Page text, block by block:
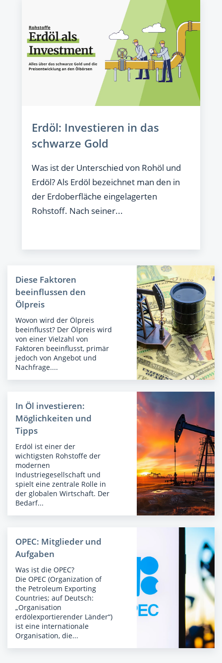
Erdöl: Investieren in das
schwarze Gold
Was ist der Unterschied von Rohöl und
Erdöl? Als Erdöl bezeichnet man den in
der Erdoberfläche eingelagerten
Rohstoff. Nach seiner...
Diese Faktoren
beeinflussen den
Ölpreis
Wovon wird der Ölpreis
beeinflusst? Der Ölpreis wird
von einer Vielzahl von
Faktoren beeinflusst, primär
jedoch von Angebot und
Nachfrage....
In Öl investieren:
Möglichkeiten und
Tipps
Erdöl ist einer der
wichtigsten Rohstoffe der
modernen
Industriegesellschaft und
spielt eine zentrale Rolle in
der globalen Wirtschaft. Der
Bedarf...
OPEC: Mitglieder und
Aufgaben
Was ist die OPEC?
Die OPEC (Organization of
the Petroleum Exporting
Countries; auf Deutsch:
„Organisation
erdölexportierender Länder“)
ist eine internationale
Organisation, die...